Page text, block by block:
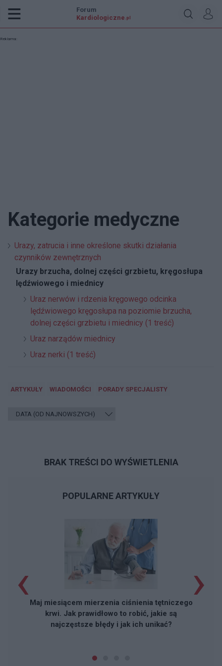
Forum
Kardiologiczne .pl
Reklama:
Kategorie medyczne
Urazy, zatrucia i inne określone skutki działania
czynników zewnętrznych
Urazy brzucha, dolnej części grzbietu, kręgosłupa
lędźwiowego i miednicy
Uraz nerwów i rdzenia kręgowego odcinka
lędźwiowego kręgosłupa na poziomie brzucha,
dolnej części grzbietu i miednicy (1 treść)
Uraz narządów miednicy
Uraz nerki (1 treść)
ARTYKUŁY WIADOMOŚCI PORADY SPECJALISTY
BRAK TREŚCI DO WYŚWIETLENIA
POPULARNE ARTYKUŁY
Maj miesiącem mierzenia ciśnienia tętniczego
krwi. Jak prawidłowo to robić, jakie są
najczęstsze błędy i jak ich unikać?
‹ ›